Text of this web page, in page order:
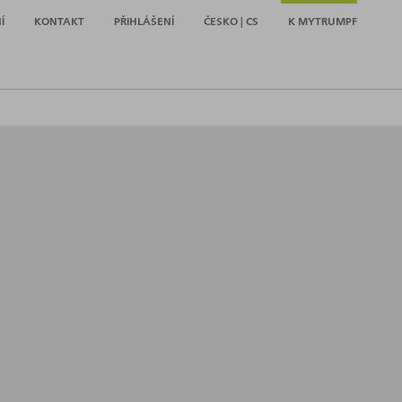
KONTAKT PŘIHLÁŠENÍ ČESKO | CS K MYTRUMPF